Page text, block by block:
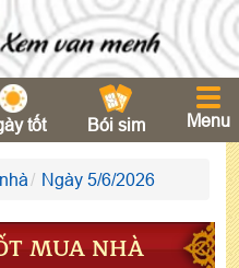
tốt Bói sim Menu
Ngày 5/6/2026
MUA NHÀ